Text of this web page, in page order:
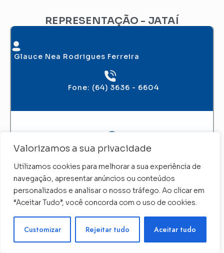
Valorizamos a sua privacidade
Utilizamos cookies para melhorar a sua experiência de
navegação, apresentar anúncios ou conteúdos
personalizados e analisar o nosso tráfego. Ao clicar em
“Aceitar Tudo”, você concorda com o uso de cookies.
Customizar Rejeitar tudo Aceitar tudo
REPRESENTAÇÃO - JATAÍ
Glauce Nea Rodrigues Ferreira
Fone: (64) 3636 - 6604
Rua Anhanguera nº 346 – Centro
CEP. 75800-502 – Jataí/GO
glauce@supportcontabil.com
Precisa de ajuda ?